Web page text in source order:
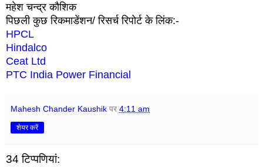
महेश चन्द्र कौशिक
पिछली कुछ रिकमाडेंशन/ रिसर्च रिपोर्ट के लिंक:-
HPCL
Hindalco
Ceat Ltd
PTC India Power Financial
Mahesh Chander Kaushik पर 4:11 am
शेयर करें
34 टिप्‍पणियां: